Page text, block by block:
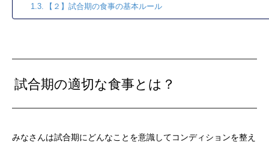
【２】試合期の食事の基本ルール
試合期の適切な食事とは？
みなさんは試合期にどんなことを意識してコンディションを整え